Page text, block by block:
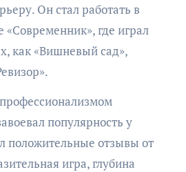
Он стал работать в
«Современник», где играл
как «Вишневый сад»,
популярность у
положительные отзывы от
игра, глубина